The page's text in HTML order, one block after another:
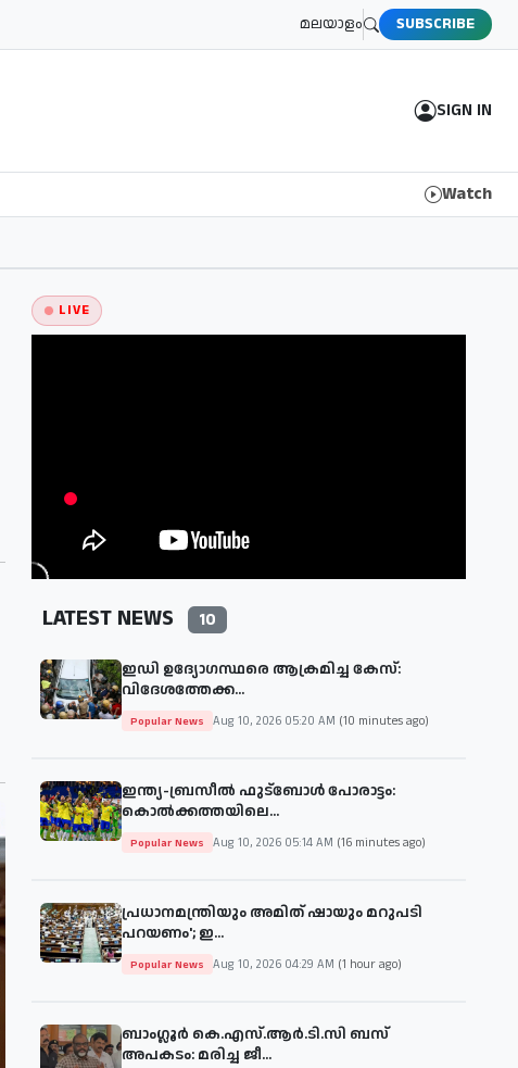
മലയാളം SUBSCRIBE
SIGN IN
Watch
LIVE
LATEST NEWS 10
ഇഡി ഉദ്യോഗസ്ഥരെ ആക്രമിച്ച കേസ്:
വിദേശത്തേക്ക...
Popular News Aug 10, 2026 05:20 AM (10 minutes ago)
ഇന്ത്യ-ബ്രസീൽ ഫുട്ബോൾ പോരാട്ടം:
കൊൽക്കത്തയിലെ...
Popular News Aug 10, 2026 05:14 AM (16 minutes ago)
പ്രധാനമന്ത്രിയും അമിത് ഷായും മറുപടി
പറയണം'; ഇ...
Popular News Aug 10, 2026 04:29 AM (1 hour ago)
ബാംഗ്ലൂർ കെ.എസ്.ആർ.ടി.സി ബസ്
അപകടം: മരിച്ച ജീ...